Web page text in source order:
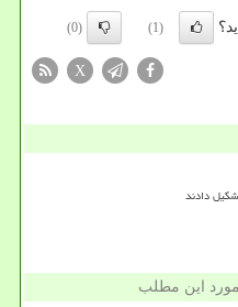
(1)
(0)
X
دادند
مورد این مطلب